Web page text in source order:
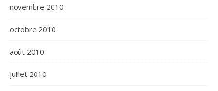
novembre 2010
octobre 2010
août 2010
juillet 2010